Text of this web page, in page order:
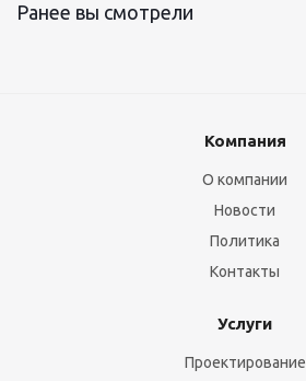
Ранее вы смотрели
Компания
О компании
Новости
Политика
Контакты
Услуги
Проектирование